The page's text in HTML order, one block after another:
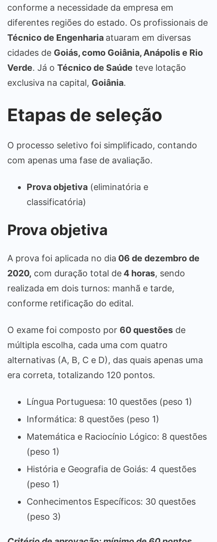
conforme a necessidade da empresa em
diferentes regiões do estado. Os profissionais de
Técnico de Engenharia atuaram em diversas
cidades de Goiás, como Goiânia, Anápolis e Rio
Verde. Já o Técnico de Saúde teve lotação
exclusiva na capital, Goiânia.
Etapas de seleção
O processo seletivo foi simplificado, contando
com apenas uma fase de avaliação.
Prova objetiva (eliminatória e
classificatória)
Prova objetiva
A prova foi aplicada no dia 06 de dezembro de
2020, com duração total de4 horas, sendo
realizada em dois turnos: manhã e tarde,
conforme retificação do edital.
O exame foi composto por 60 questões de
múltipla escolha, cada uma com quatro
alternativas (A, B, C e D), das quais apenas uma
era correta, totalizando 120 pontos.
Língua Portuguesa: 10 questões (peso 1)
Informática: 8 questões (peso 1)
Matemática e Raciocínio Lógico: 8 questões
(peso 1)
História e Geografia de Goiás: 4 questões
(peso 1)
Conhecimentos Específicos: 30 questões
(peso 3)